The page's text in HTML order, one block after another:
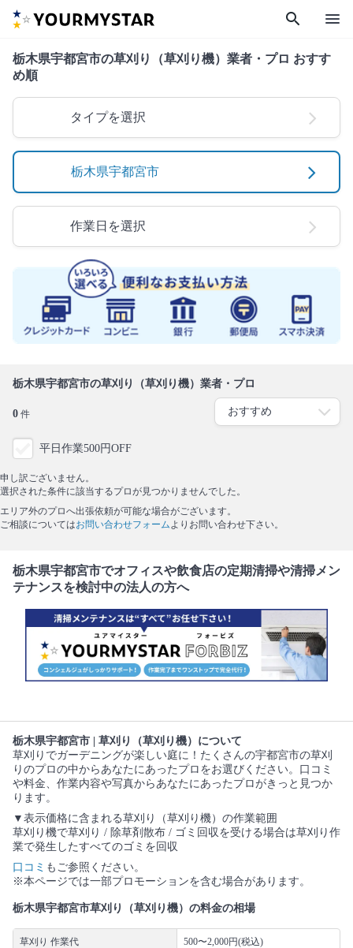
search menu
栃木県宇都宮市の草刈り（草刈り機）業者・プロ おすす
め順
タイプを選択
栃木県宇都宮市
作業日を選択
栃木県宇都宮市の草刈り（草刈り機）業者・プロ
0 件
平日作業500円OFF
申し訳ございません。
選択された条件に該当するプロが見つかりませんでした。
エリア外のプロへ出張依頼が可能な場合がございます。
ご相談についてはお問い合わせフォーム よりお問い合わせ下さい。
栃木県宇都宮市でオフィスや飲食店の定期清掃や清掃メン
テナンスを検討中の法人の方へ
栃木県宇都宮市 | 草刈り（草刈り機）について
草刈りでガーデニングが楽しい庭に！たくさんの宇都宮市の草刈
りのプロの中からあなたにあったプロをお選びください。口コミ
や料金、作業内容や写真からあなたにあったプロがきっと見つか
ります。
▼表示価格に含まれる草刈り（草刈り機）の作業範囲
草刈り機で草刈り / 除草剤散布 / ゴミ回収を受ける場合は草刈り作
業で発生したすべてのゴミを回収
口コミ もご参照ください。
※本ページでは一部プロモーションを含む場合があります。
栃木県宇都宮市草刈り（草刈り機）の料金の相場
草刈り 作業代 500〜2,000円(税込)